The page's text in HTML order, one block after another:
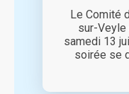
Le Comité
sur-Veyle
samedi 13
soirée se